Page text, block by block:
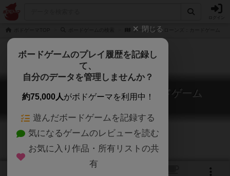
ゲームオブスローンズ：カードゲーム
ゲームオブスローンズ：カードゲーム
A Game of Thrones: The Card Game
閉じる
ボードゲームのプレイ履歴を記録し
て、
自分のデータを管理しませんか？
約75,000人がボドゲーマを利用中！
遊んだボードゲームを記録する
気になるゲームのレビューを読む
お気に入り作品・所有リストの共
有